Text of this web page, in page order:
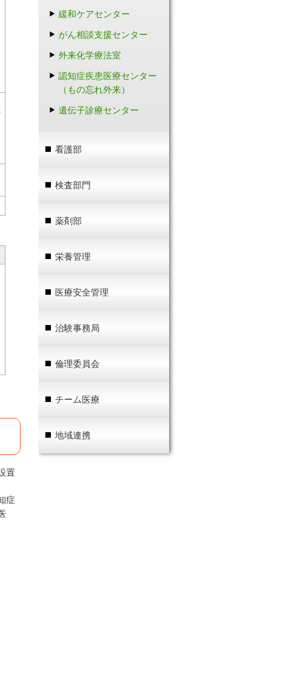
置
症
緩和ケアセンター
がん相談支援センター
外来化学療法室
認知症疾患医療センター
（もの忘れ外来）
遺伝子診療センター
看護部
検査部門
薬剤部
栄養管理
医療安全管理
治験事務局
倫理委員会
チーム医療
地域連携